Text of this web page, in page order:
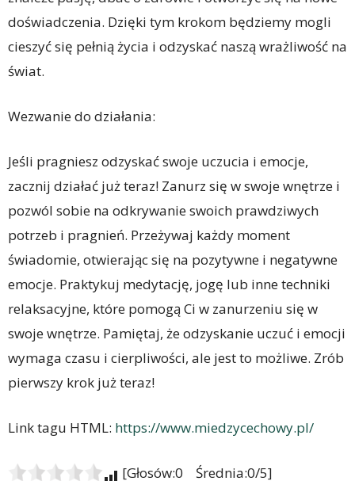
doświadczenia. Dzięki tym krokom będziemy mogli
cieszyć się pełnią życia i odzyskać naszą wrażliwość na
świat.
Wezwanie do działania:
Jeśli pragniesz odzyskać swoje uczucia i emocje,
zacznij działać już teraz! Zanurz się w swoje wnętrze i
pozwól sobie na odkrywanie swoich prawdziwych
potrzeb i pragnień. Przeżywaj każdy moment
świadomie, otwierając się na pozytywne i negatywne
emocje. Praktykuj medytację, jogę lub inne techniki
relaksacyjne, które pomogą Ci w zanurzeniu się w
swoje wnętrze. Pamiętaj, że odzyskanie uczuć i emocji
wymaga czasu i cierpliwości, ale jest to możliwe. Zrób
pierwszy krok już teraz!
Link tagu HTML: https://www.miedzycechowy.pl/
[Głosów:0 Średnia:0/5]